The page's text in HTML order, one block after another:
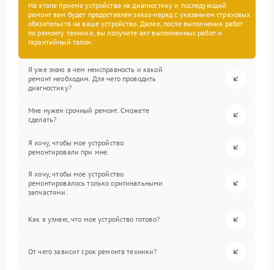
На этапе приема устройства на диагностику и последующий
ремонт вам будет предоставлен заказ-наряд с указанием страховых
обязательств на ваше устройство. Далее, после выполнения работ
по ремонту техники, вы получите акт выполненных работ и
гарантийный талон.
Я уже знаю в чем неисправность и какой
ремонт необходим. Для чего проводить
диагностику?
Мне нужен срочный ремонт. Сможете
сделать?
Я хочу, чтобы мое устройство
ремонтировали при мне.
Я хочу, чтобы мое устройство
ремонтировалось только оригинальными
запчастями.
Как я узнаю, что мое устройство готово?
От чего зависит срок ремонта техники?